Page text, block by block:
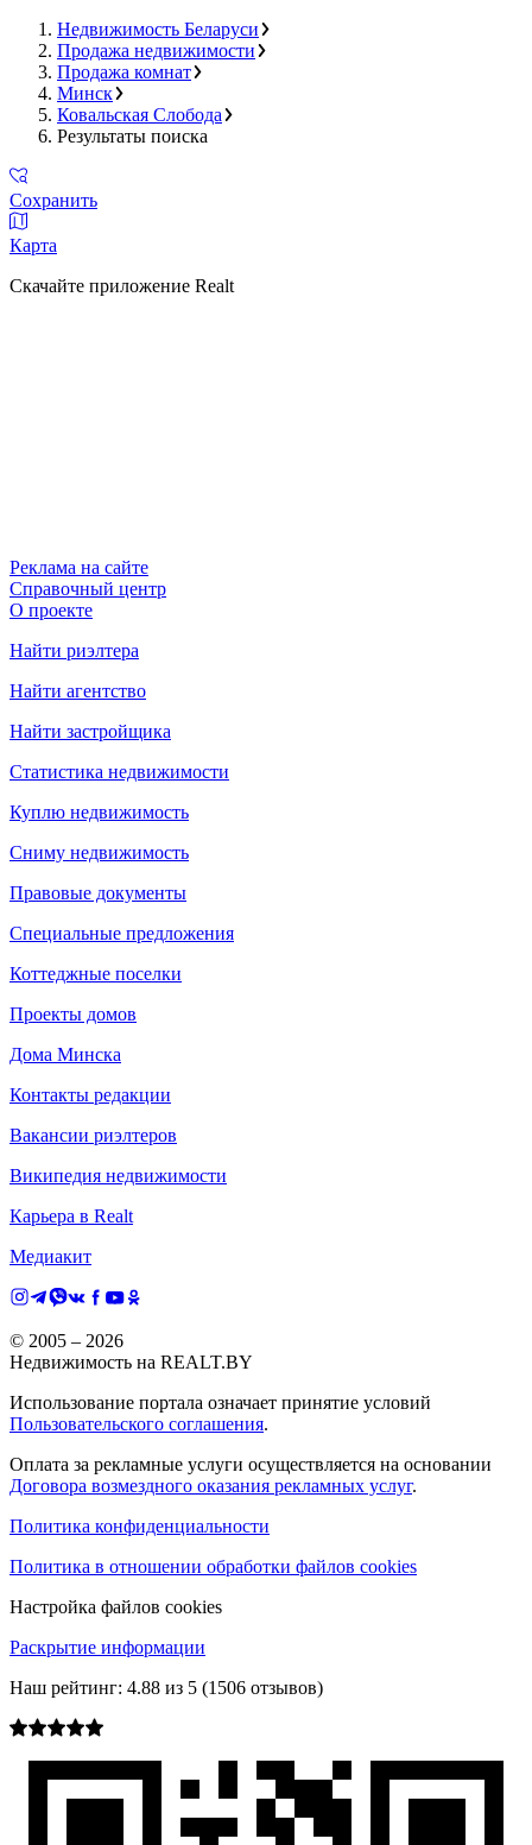
Недвижимость Беларуси
Продажа недвижимости
Продажа комнат
Минск
Ковальская Слобода
Результаты поиска
Сохранить
Карта
Скачайте приложение Realt
Реклама на сайте
Справочный центр
О проекте
Найти риэлтера
Найти агентство
Найти застройщика
Статистика недвижимости
Куплю недвижимость
Сниму недвижимость
Правовые документы
Специальные предложения
Коттеджные поселки
Проекты домов
Дома Минска
Контакты редакции
Вакансии риэлтеров
Википедия недвижимости
Карьера в Realt
Медиакит
© 2005 – 2026
Недвижимость на REALT.BY
Использование портала означает принятие условий
Пользовательского соглашения.
Оплата за рекламные услуги осуществляется на основании
Договора возмездного оказания рекламных услуг.
Политика конфиденциальности
Политика в отношении обработки файлов cookies
Настройка файлов cookies
Раскрытие информации
Наш рейтинг: 4.88 из 5 (1506 отзывов)